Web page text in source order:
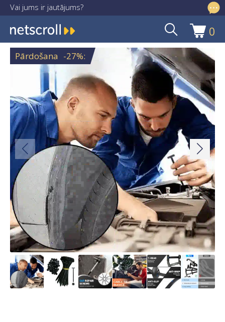
Vai jums ir jautājums?
info@netscroll.lv
Skip
to
navigation
Skip
to
content
0
Pārdošana -27%: